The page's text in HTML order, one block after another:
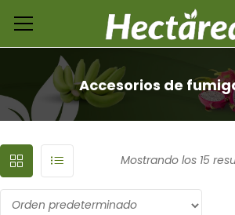
Accesorios de
Mostrando los 15